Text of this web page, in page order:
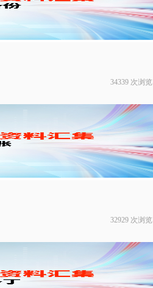
34339 次浏览
32929 次浏览